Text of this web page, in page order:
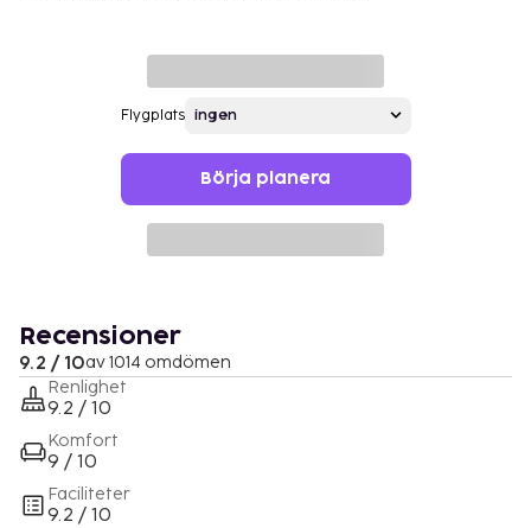
Flygplats
Börja planera
Recensioner
9.2 / 10av 1014 omdömen
Renlighet
9.2 / 10
Komfort
9 / 10
Faciliteter
9.2 / 10